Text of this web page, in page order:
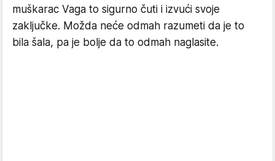
muškarac Vaga to sigurno čuti i izvući svoje
zaključke. Možda neće odmah razumeti da je to
bila šala, pa je bolje da to odmah naglasite.